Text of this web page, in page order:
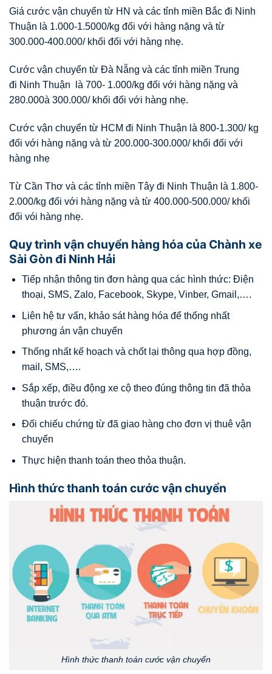
Giá cước vận chuyển từ HN và các tỉnh miền Bắc đi Ninh
Thuận là 1.000-1.5000/kg đối với hàng nặng và từ
300.000-400.000/ khối đối với hàng nhẹ.
Cước vận chuyển từ Đà Nẵng và các tỉnh miền Trung
đi Ninh Thuận là 700- 1.000/kg đối với hàng nặng và
280.000à 300.000/ khối đối với hàng nhẹ.
Cước vận chuyển từ HCM đi Ninh Thuận là 800-1.300/ kg
đối với hàng nặng và từ 200.000-300.000/ khối đối với
hàng nhẹ
Từ Cần Thơ và các tỉnh miền Tây đi Ninh Thuận là 1.800-
2.000/kg đối với hàng nặng và từ 400.000-500.000/ khối
đối vói hàng nhẹ.
Quy trình vận chuyển hàng hóa của Chành xe
Sài Gòn đi Ninh Hải
Tiếp nhận thông tin đơn hàng qua các hình thức: Điện
thoại, SMS, Zalo, Facebook, Skype, Vinber, Gmail,….
Liên hệ tư vấn, khảo sát hàng hóa để thống nhất
phương án vận chuyển
Thống nhất kế hoạch và chốt lại thông qua hợp đồng,
mail, SMS,….
Sắp xếp, điều động xe cộ theo đúng thông tin đã thỏa
thuận trước đó.
Đối chiếu chứng từ đã giao hàng cho đơn vị thuê vận
chuyển
Thực hiện thanh toán theo thỏa thuận.
Hình thức thanh toán cước vận chuyển
Hình thức thanh toán cước vận chuyển